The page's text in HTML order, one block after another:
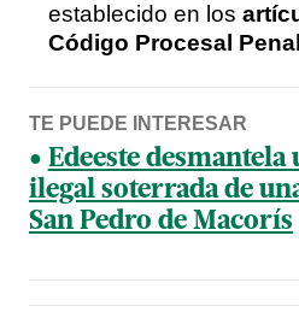
establecido en los
Código Procesal Penal
TE PUEDE INTERESAR
Edeeste
ilegal soterrada de
San Pedro de Macorís